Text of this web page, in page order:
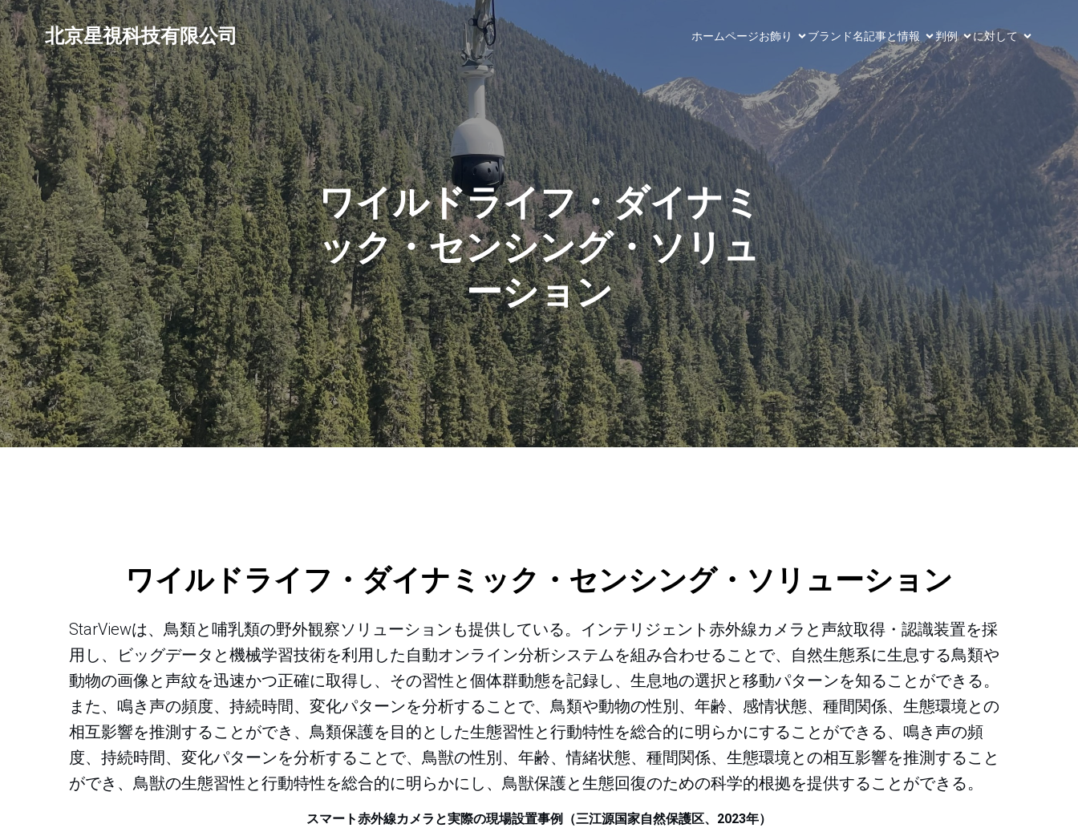
北京星視科技有限公司 ホームページお飾り ブランド名記事と情報 判例 に対して
ワイルドライフ・ダイナミ
ック・センシング・ソリュ
ーション
ワイルドライフ・ダイナミック・センシング・ソリューション
StarViewは、鳥類と哺乳類の野外観察ソリューションも提供している。インテリジェント赤外線カメラと声紋取得・認識装置を採
用し、ビッグデータと機械学習技術を利用した自動オンライン分析システムを組み合わせることで、自然生態系に生息する鳥類や
動物の画像と声紋を迅速かつ正確に取得し、その習性と個体群動態を記録し、生息地の選択と移動パターンを知ることができる。
また、鳴き声の頻度、持続時間、変化パターンを分析することで、鳥類や動物の性別、年齢、感情状態、種間関係、生態環境との
相互影響を推測することができ、鳥類保護を目的とした生態習性と行動特性を総合的に明らかにすることができる、鳴き声の頻
度、持続時間、変化パターンを分析することで、鳥獣の性別、年齢、情緒状態、種間関係、生態環境との相互影響を推測すること
ができ、鳥獣の生態習性と行動特性を総合的に明らかにし、鳥獣保護と生態回復のための科学的根拠を提供することができる。
スマート赤外線カメラと実際の現場設置事例（三江源国家自然保護区、2023年）